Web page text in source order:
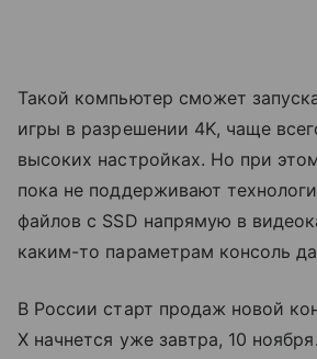
Такой компьютер сможет
игры в разрешении 4K, чаще
высоких настройках. Но при
пока не поддерживают
файлов с SSD напрямую в
каким-то параметрам консоль
В России старт продаж новой
X начнется уже завтра, 10